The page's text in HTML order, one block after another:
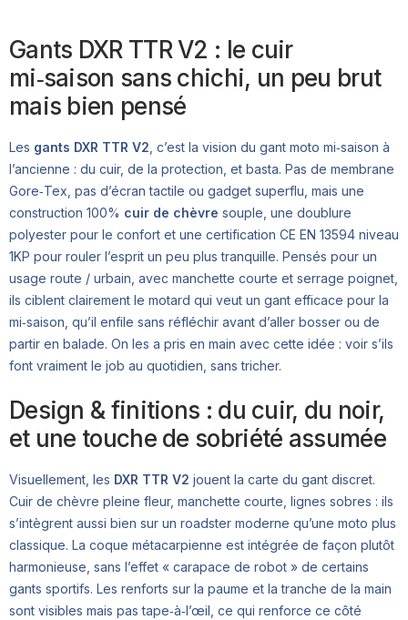
Gants DXR TTR V2 : le cuir
mi‑saison sans chichi, un peu brut
mais bien pensé
Les gants DXR TTR V2 , c’est la vision du gant moto mi‑saison à
l’ancienne : du cuir, de la protection, et basta. Pas de membrane
Gore‑Tex, pas d’écran tactile ou gadget superflu, mais une
construction 100% cuir de chèvre souple, une doublure
polyester pour le confort et une certification CE EN 13594 niveau
1KP pour rouler l’esprit un peu plus tranquille. Pensés pour un
usage route / urbain, avec manchette courte et serrage poignet,
ils ciblent clairement le motard qui veut un gant efficace pour la
mi‑saison, qu’il enfile sans réfléchir avant d’aller bosser ou de
partir en balade. On les a pris en main avec cette idée : voir s’ils
font vraiment le job au quotidien, sans tricher.
Design & finitions : du cuir, du noir,
et une touche de sobriété assumée
Visuellement, les DXR TTR V2 jouent la carte du gant discret.
Cuir de chèvre pleine fleur, manchette courte, lignes sobres : ils
s’intègrent aussi bien sur un roadster moderne qu’une moto plus
classique. La coque métacarpienne est intégrée de façon plutôt
harmonieuse, sans l’effet « carapace de robot » de certains
gants sportifs. Les renforts sur la paume et la tranche de la main
sont visibles mais pas tape‑à‑l’œil, ce qui renforce ce côté